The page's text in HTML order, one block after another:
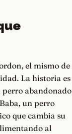
el mismo de
La historia es
perro abandonado
un perro
que cambia su
al